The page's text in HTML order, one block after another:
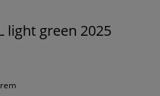
light green 2025